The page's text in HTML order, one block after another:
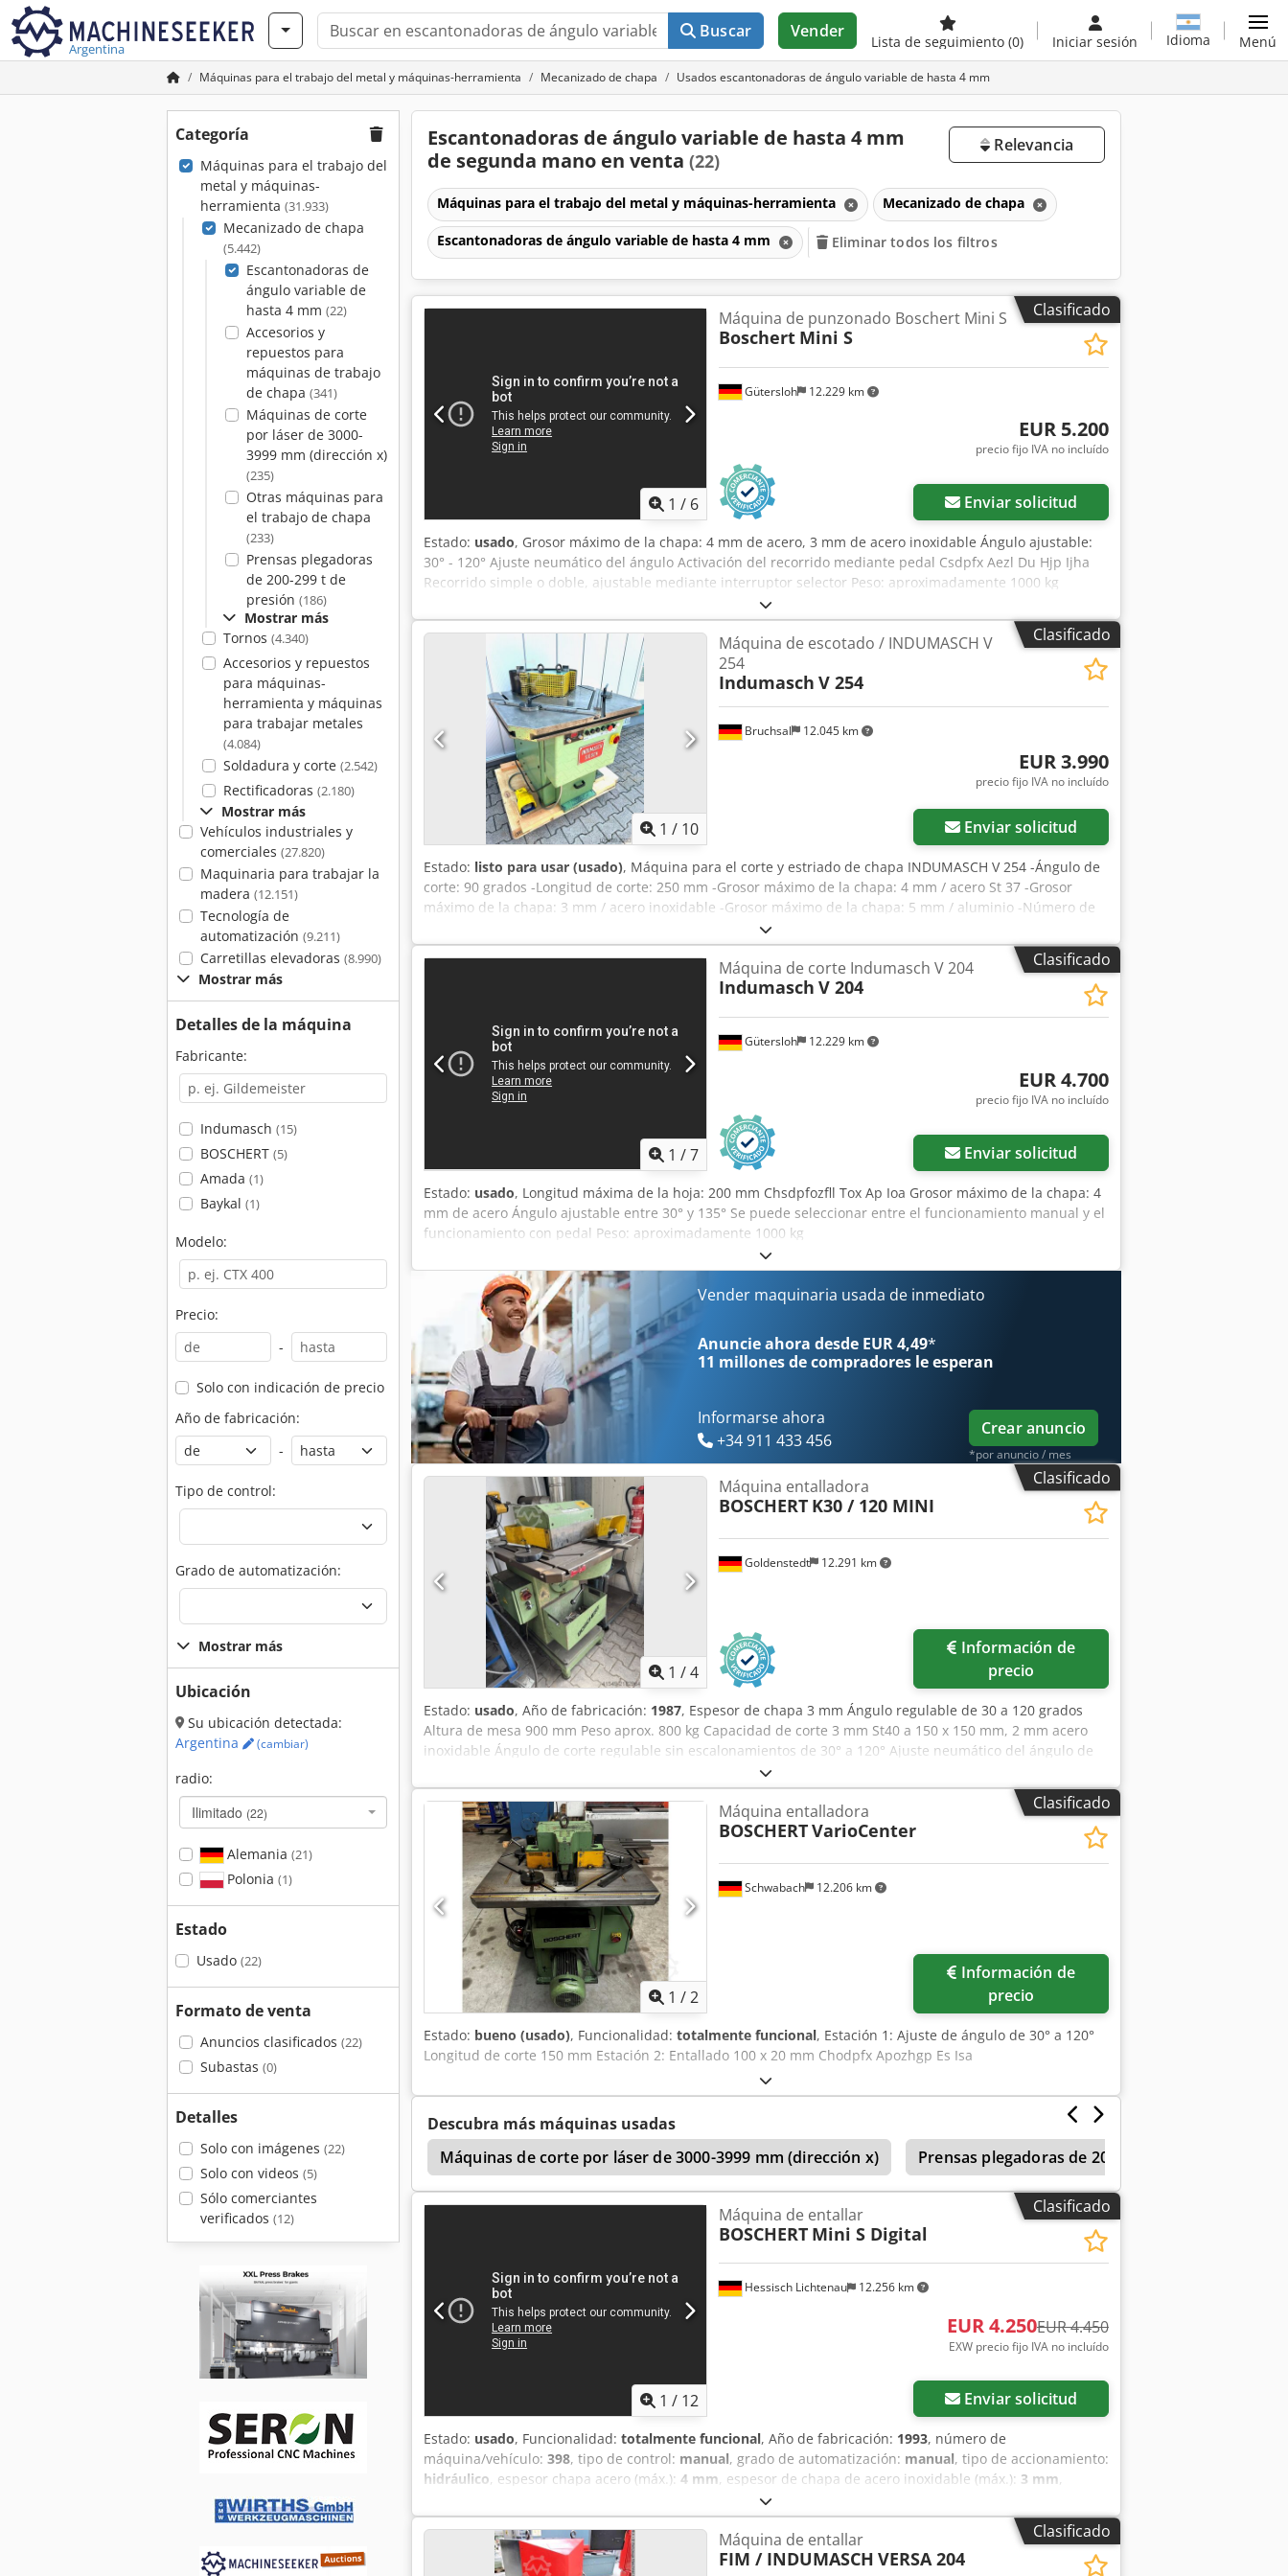
Argentina
Buscar Vender
Lista de seguimiento (0) Iniciar sesión Idioma Menú
Máquinas para el trabajo del metal y máquinas-herramienta Mecanizado de chapa Usados escantonadoras de ángulo variable de hasta 4 mm
Categoría
Máquinas para el trabajo del
metal y máquinas-
herramienta (31.933)
Mecanizado de chapa
(5.442)
Escantonadoras de
ángulo variable de
hasta 4 mm (22)
Accesorios y
repuestos para
máquinas de trabajo
de chapa (341)
Máquinas de corte
por láser de 3000-
3999 mm (dirección x)
(235)
Otras máquinas para
el trabajo de chapa
(233)
Prensas plegadoras
de 200-299 t de
presión (186)
Mostrar más
Tornos (4.340)
Accesorios y repuestos
para máquinas-
herramienta y máquinas
para trabajar metales
(4.084)
Soldadura y corte (2.542)
Rectificadoras (2.180)
Mostrar más
Vehículos industriales y
comerciales (27.820)
Maquinaria para trabajar la
madera (12.151)
Tecnología de
automatización (9.211)
Carretillas elevadoras (8.990)
Mostrar más
Detalles de la máquina
Fabricante:
Indumasch (15)
BOSCHERT (5)
Amada (1)
Baykal (1)
Modelo:
Precio:
-
Solo con indicación de precio
Año de fabricación:
-
Tipo de control:
Grado de automatización:
Mostrar más
Ubicación
Su ubicación detectada:
Argentina
(cambiar)
radio:
Ilimitado (22)
Alemania (21)
Polonia (1)
Estado
Usado (22)
Formato de venta
Anuncios clasificados (22)
Subastas (0)
Detalles
Solo con imágenes (22)
Solo con videos (5)
Sólo comerciantes
verificados (12)
Escantonadoras de ángulo variable de hasta 4 mm
de segunda mano en venta (22)
Relevancia
Máquinas para el trabajo del metal y máquinas-herramienta Mecanizado de chapa
Escantonadoras de ángulo variable de hasta 4 mm Eliminar todos los filtros
Clasificado
1 / 6
Gütersloh 12.229 km
Máquina de punzonado Boschert Mini S
Boschert Mini S
EUR 5.200
precio fijo IVA no incluído
Enviar solicitud
Estado: usado, Grosor máximo de la chapa: 4 mm de acero, 3 mm de acero inoxidable Ángulo ajustable:
30° - 120° Ajuste neumático del ángulo Activación del recorrido mediante pedal Csdpfx Aezl Du Hjp Ijha
Recorrido simple o doble, ajustable mediante interruptor selector Peso: aproximadamente 1000 kg
Clasificado
1 / 10
Bruchsal 12.045 km
Máquina de escotado / INDUMASCH V
254
Indumasch V 254
EUR 3.990
precio fijo IVA no incluído
Enviar solicitud
Estado: listo para usar (usado), Máquina para el corte y estriado de chapa INDUMASCH V 254 -Ángulo de
corte: 90 grados -Longitud de corte: 250 mm -Grosor máximo de la chapa: 4 mm / acero St 37 -Grosor
máximo de la chapa: 3 mm / acero inoxidable -Grosor máximo de la chapa: 5 mm / aluminio -Número de
ciclos: aproximadamente 55 ciclos por minuto -Tamaño de la mesa: 800 x 800 mm -Topes / topes de
longitud y ángulo, ajustables de forma continua Codpfezl Aldsx Ap Isha -Accionamiento: hidráulico -
Potencia del motor: 4 kW -Mando: pedal y pulsador -Altura de trabajo: aproximadamente 950 mm -Patas
de la máquina Dimensiones: Largo x Ancho x Alto: 0,9 x 0,9 x 1,2 metros / Peso: 700 kg Salvo errores u
Clasificado
1 /7
Gütersloh 12.229 km
Máquina de corte Indumasch V 204
Indumasch V 204
EUR 4.700
precio fijo IVA no incluído
Enviar solicitud
Estado: usado, Longitud máxima de la hoja: 200 mm Chsdpfozfll Tox Ap Ioa Grosor máximo de la chapa: 4
mm de acero Ángulo ajustable entre 30° y 135° Se puede seleccionar entre el funcionamiento manual y el
funcionamiento con pedal Peso: aproximadamente 1000 kg
Vender maquinaria usada de inmediato
Anuncie ahora desde EUR 4,49*
11 millones de compradores le esperan
Informarse ahora
+34 911 433 456
Crear anuncio
*por anuncio / mes
Clasificado
1 /4
Goldenstedt 12.291 km
Máquina entalladora
BOSCHERT K30 / 120 MINI
precio
Estado: usado, Año de fabricación: 1987, Espesor de chapa 3 mm Ángulo regulable de 30 a 120 grados
Altura de mesa 900 mm Peso aprox. 800 kg Capacidad de corte 3 mm St40 a 150 x 150 mm, 2 mm acero
inoxidable Ángulo de corte regulable sin escalonamientos de 30° a 120° Ajuste neumático del ángulo de
corte (sistema Boschert) Cedpfxjy Ihano Ap Ioha La máquina se encuentra en buen estado
Clasificado
Pedir más fotos
1 /2
Schwabach 12.206 km
Máquina entalladora
BOSCHERTVarioCenter
precio
Estado: bueno (usado), Funcionalidad: totalmente funcional, Estación 1: Ajuste de ángulo de 30° a 120°
Longitud de corte 150 mm Estación 2: Entallado 100 x 20 mm Chodpfx Apozhgp Es Isa
Descubra más máquinas usadas
Máquinas de corte por láser de 3000-3999 mm (dirección x)
Prensas plegadoras de 200-299 t de presión
Ryobi 784 4 Colores Boschert K30-120 Mini S
Clasificado
1 / 12
Hessisch Lichtenau 12.256 km
Máquina de entallar
BOSCHERT Mini S Digital
EUR 4.250EUR 4.450
EXW precio fijo IVA no incluído
Enviar solicitud
Estado: usado, Funcionalidad: totalmente funcional, Año de fabricación: 1993, número de
máquina/vehículo: 398, tipo de control: manual, grado de automatización: manual, tipo de accionamiento:
hidráulico, espesor chapa acero (máx.): 4 mm, espesor de chapa de acero inoxidable (máx.): 3 mm,
, tipo de corriente de entrada:
(máx.):150 mm, Equipamiento:llave de escuadra, mando a distancia de pie, Rendimiento de corte
(muesca de 90°) - Acero dulce: 4,0 mm - Acero inoxidable: 3,0 mm Ángulo de corte: 30-120° Longitud de
corte: 150 x 150 mm Altura de trabajo: 900 mm Mesa: 1000 x 650 mm Potencia del motor: 3,0 kW Peso
Clasificado
Máquina de entallar
FIM / INDUMASCH VERSA 204